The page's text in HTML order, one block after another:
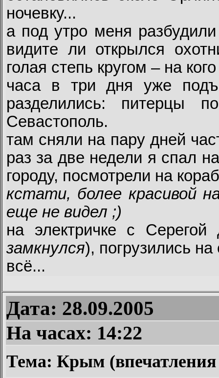
ночевку...
а под утро меня
видите ли открылся
голая степь кругом – на
часа в три дня уже
разделились: питерцы
Севастополь.
там сняли на пару дней
раз за две недели я спал
городу, посмотрели на
кстати, более красивой
еще не видел ;)
на электричке с
замкнулся), погрузились
всё...
Дата: 28.09.2005
На часах: 14:22
Тема: Крым